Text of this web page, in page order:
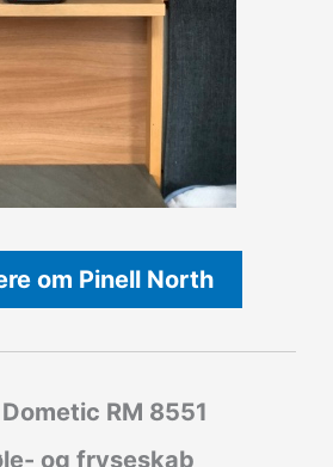
om Pinell North
RM 8551
og fryseskab